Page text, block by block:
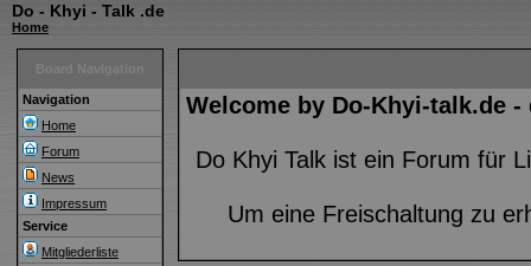
Do - Khyi - Talk .de
Home
Navigation
Home
Forum
News
Impressum
Service
Mitgliederliste
Welcome by Do-Khyi-talk.de
Do Khyi Talk ist ein Forum für
Um eine Freischaltung zu